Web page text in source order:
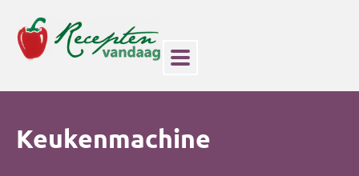
Keukenmachine